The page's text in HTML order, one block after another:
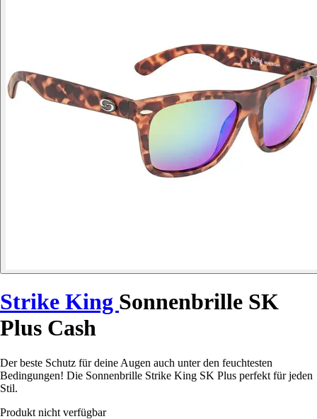
Strike King Sonnenbrille SK
Plus Cash
Der beste Schutz für deine Augen auch unter den feuchtesten
Bedingungen! Die Sonnenbrille Strike King SK Plus perfekt für jeden
Stil.
Produkt nicht verfügbar